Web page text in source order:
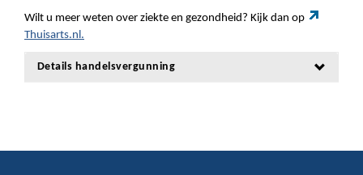
Wilt u meer weten over ziekte en gezondheid? Kijk dan op
Thuisarts.nl.
Details handelsvergunning